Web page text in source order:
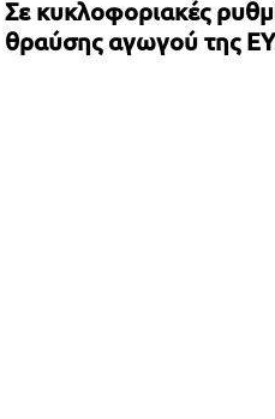
Σε κυκλοφοριακές
θραύσης αγωγού της